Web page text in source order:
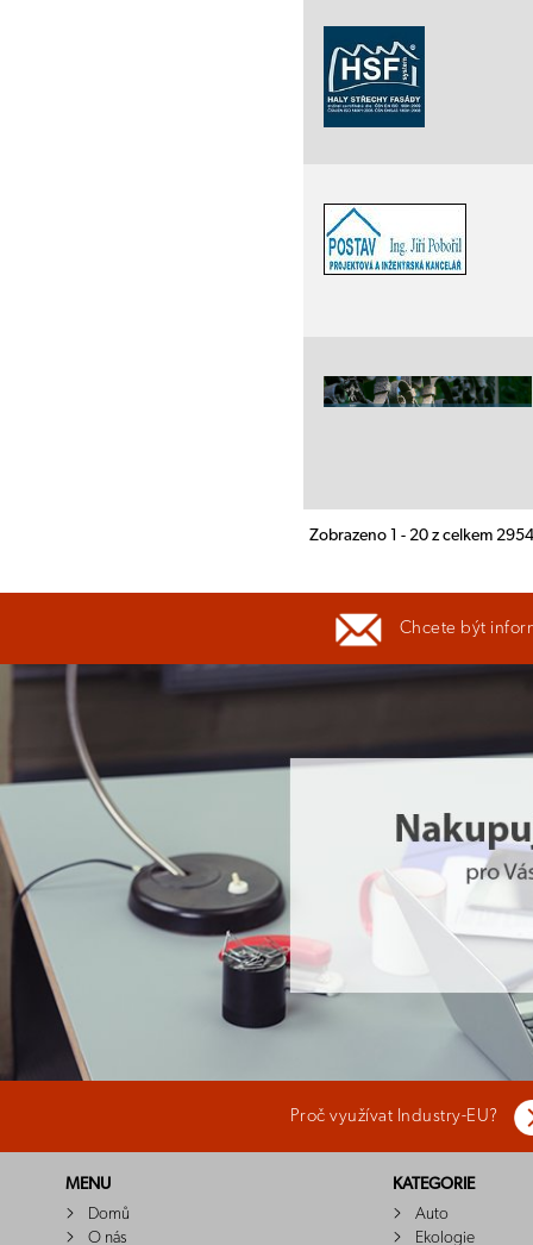
Zobrazeno 1 - 20 z celkem
Chcete být
Proč využívat Industry-EU?
MENU
Domů
O nás
KATEGORIE
Auto
Ekologie